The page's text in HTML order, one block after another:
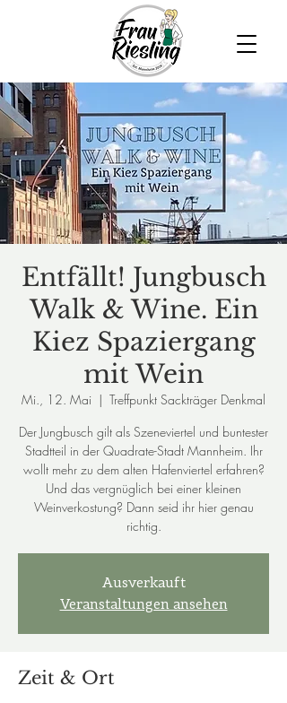
Entfällt! Jungbusch
Walk & Wine. Ein
Kiez Spaziergang
mit Wein
Mi., 12. Mai
  |
Treffpunkt Sackträger Denkmal
Der Jungbusch gilt als Szeneviertel und buntester
Stadtteil in der Quadrate-Stadt Mannheim. Ihr
wollt mehr zu dem alten Hafenviertel erfahren?
Und das vergnüglich bei einer kleinen
Weinverkostung? Dann seid ihr hier genau
richtig.
Ausverkauft
Veranstaltungen ansehen
Zeit & Ort